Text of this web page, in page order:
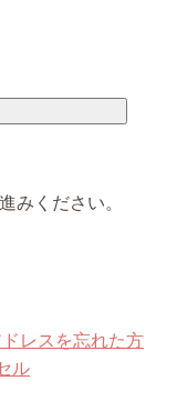
みください。
レスを忘れた方
ル